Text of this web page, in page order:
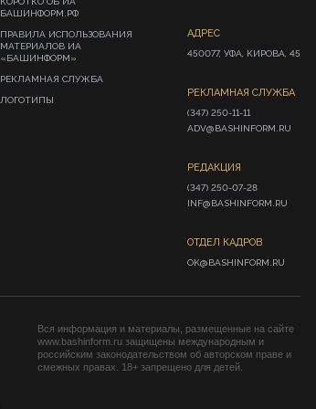
БАШИНФОРМ.РФ
ПРАВИЛА ИСПОЛЬЗОВАНИЯ
МАТЕРИАЛОВ ИА
«БАШИНФОРМ»
РЕКЛАМНАЯ СЛУЖБА
ЛОГОТИПЫ
АДРЕС
450077, УФА, КИРОВА, 45
РЕКЛАМНАЯ СЛУЖБА
(347) 250-11-11
ADV@BASHINFORM.RU
РЕДАКЦИЯ
(347) 250-07-28
INF@BASHINFORM.RU
ОТДЕЛ КАДРОВ
OK@BASHINFORM.RU
Вся информация и материалы, размещенные на сайте
www.bashinform.ru защищены международным и
российским законодательством об авторском праве и
смежных правах. 18+ запрещено для детей.